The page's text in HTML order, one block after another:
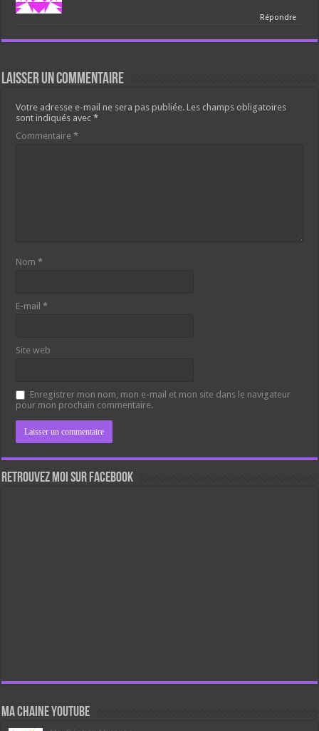
Répondre
Laisser un commentaire
Votre adresse e-mail ne sera pas publiée. Les champs obligatoires
sont indiqués avec*
Commentaire*
Nom*
E-mail*
Site web
Enregistrer mon nom, mon e-mail et mon site dans le navigateur
pour mon prochain commentaire.
Retrouvez moi sur Facebook
Ma chaine Youtube